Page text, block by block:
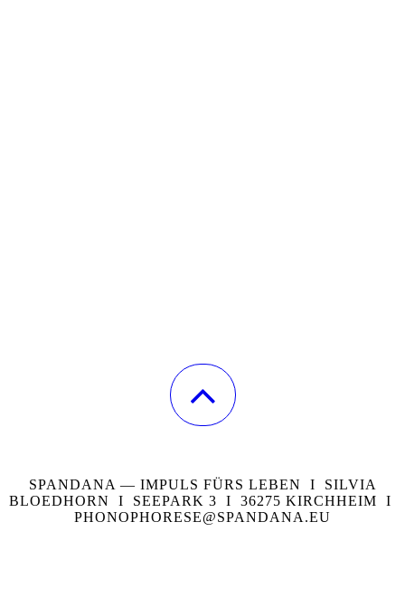
SPANDANA — IMPULS FÜRS LEBEN I SILVIA
BLOEDHORN I SEEPARK 3 I 36275 KIRCHHEIM I
PHONOPHORESE@SPANDANA.EU